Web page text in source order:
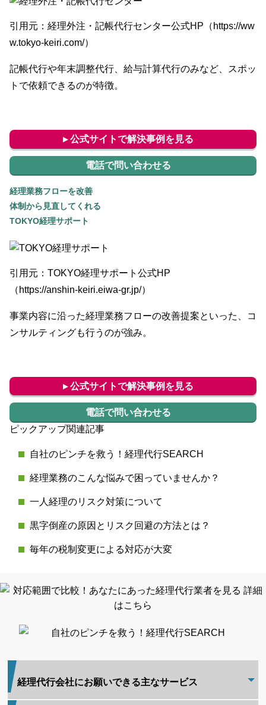
引用元：経理外注・記帳代行センター公式HP（https://ww
w.tokyo-keiri.com/）
記帳代行や年末調整代行、給与計算代行のみなど、スポッ
トで依頼できるのが特徴。
▸ 公式サイトで解決事例を見る
電話で問い合わせる
経理業務フローを改善
体制から見直してくれる
TOKYO経理サポート
引用元：TOKYO経理サポート公式HP
（https://anshin-keiri.eiwa-gr.jp/）
事業内容に沿った経理業務フローの改善提案といった、コ
ンサルティングも行うのが強み。
▸ 公式サイトで解決事例を見る
電話で問い合わせる
ピックアップ関連記事
自社のピンチを救う！経理代行SEARCH
経理業務のこんな悩みで困っていませんか？
一人経理のリスク対策について
黒字倒産の原因とリスク回避の方法とは？
毎年の税制変更による対応が大変
経理代行会社にお願いできる主なサービス